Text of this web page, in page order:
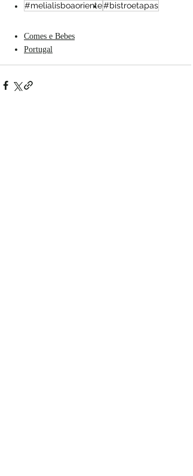
#melialisboaoriente#bistroetapas
Comes e Bebes
Portugal